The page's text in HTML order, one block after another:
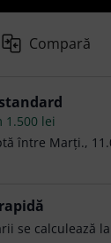
Compară
1.500 lei
între Marți.,
se calculează